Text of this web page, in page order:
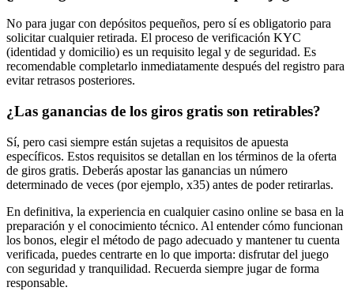
No para jugar con depósitos pequeños, pero sí es obligatorio para
solicitar cualquier retirada. El proceso de verificación KYC
(identidad y domicilio) es un requisito legal y de seguridad. Es
recomendable completarlo inmediatamente después del registro para
evitar retrasos posteriores.
¿Las ganancias de los giros gratis son retirables?
Sí, pero casi siempre están sujetas a requisitos de apuesta
específicos. Estos requisitos se detallan en los términos de la oferta
de giros gratis. Deberás apostar las ganancias un número
determinado de veces (por ejemplo, x35) antes de poder retirarlas.
En definitiva, la experiencia en cualquier casino online se basa en la
preparación y el conocimiento técnico. Al entender cómo funcionan
los bonos, elegir el método de pago adecuado y mantener tu cuenta
verificada, puedes centrarte en lo que importa: disfrutar del juego
con seguridad y tranquilidad. Recuerda siempre jugar de forma
responsable.